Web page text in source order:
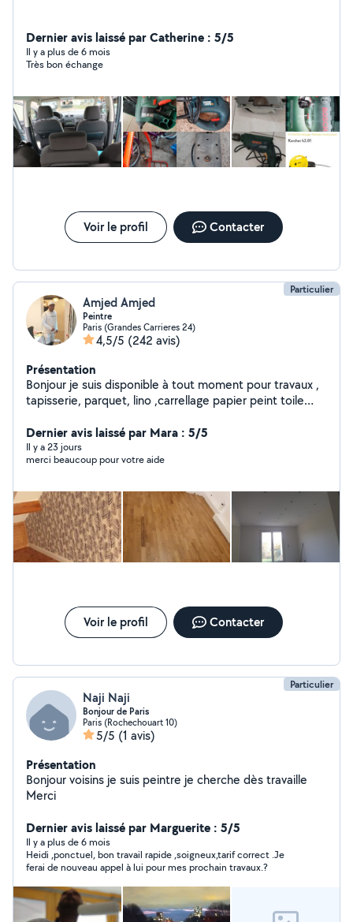
Dernier avis laissé par Catherine : 5/5
Il y a plus de 6 mois
Très bon échange
Voir le profil Contacter
Particulier
Amjed Amjed
Peintre
Paris (Grandes Carrieres 24)
4,5/5 (242 avis)
Présentation
Bonjour je suis disponible à tout moment pour travaux ,
tapisserie, parquet, lino ,carrellage papier peint toile
material .
Dernier avis laissé par Mara : 5/5
Il y a 23 jours
merci beaucoup pour votre aide
Voir le profil Contacter
Particulier
Naji Naji
Bonjour de Paris
Paris (Rochechouart 10)
5/5 (1 avis)
Présentation
Bonjour voisins je suis peintre je cherche dès travaille
Merci
Dernier avis laissé par Marguerite : 5/5
Il y a plus de 6 mois
Heidi ,ponctuel, bon travail rapide ,soigneux,tarif correct .Je
ferai de nouveau appel à lui pour mes prochain travaux.?